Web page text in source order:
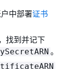
中部署证书
找到并记下
。